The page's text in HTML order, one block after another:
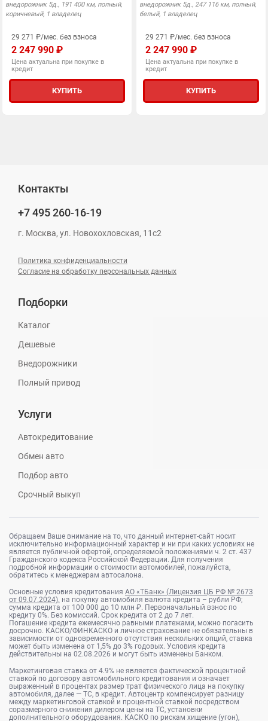
внедорожник 5д., 191 400 км, полный,
коричневый, 1 владелец
29 271 ₽/мес. без взноса
2 247 990 ₽
Цена актуальна при покупке в
кредит
КУПИТЬ
внедорожник 5д., 247 116 км, полный,
белый, 1 владелец
29 271 ₽/мес. без взноса
2 247 990 ₽
Цена актуальна при покупке в
кредит
КУПИТЬ
Контакты
+7 495260-16-19
г. Москва, ул. Новохохловская, 11с2
Политика конфиденциальности
Согласие на обработку персональных данных
Подборки
Каталог
Дешевые
Внедорожники
Полный привод
Услуги
Автокредитование
Обмен авто
Подбор авто
Срочный выкуп
Обращаем Ваше внимание на то, что данный интернет-сайт носит
исключительно информационный характер и ни при каких условиях не
является публичной офертой, определяемой положениями ч. 2 ст. 437
Гражданского кодекса Российской Федерации. Для получения
подробной информации о стоимости автомобилей, пожалуйста,
обратитесь к менеджерам автосалона.
Основные условия кредитования АО «ТБанк» (Лицензия ЦБ РФ № 2673
от 09.07.2024). на покупку автомобиля валюта кредита – рубли РФ;
сумма кредита от 100 000 до 10 млн ₽. Первоначальный взнос по
кредиту 0%. Без комиссий. Срок кредита от 2 до 7 лет.
Погашение кредита ежемесячно равными платежами, можно погасить
досрочно. КАСКО/ФИНКАСКО и личное страхование не обязательны в
зависимости от одновременного отсутствия нескольких опций, ставка
может быть изменена от 1,5% до 3% годовых. Условия кредита
действительны на 02.08.2026 и могут быть изменены Банком.
Маркетинговая ставка от 4.9% не является фактической процентной
ставкой по договору автомобильного кредитования и означает
выраженный в процентах размер трат физического лица на покупку
автомобиля, далее — ТС, в кредит. Автоцентр компенсирует разницу
между маркетинговой ставкой и процентной ставкой посредством
соразмерного снижения дилером цены на ТС, установки
дополнительного оборудования. КАСКО по рискам хищение (угон),